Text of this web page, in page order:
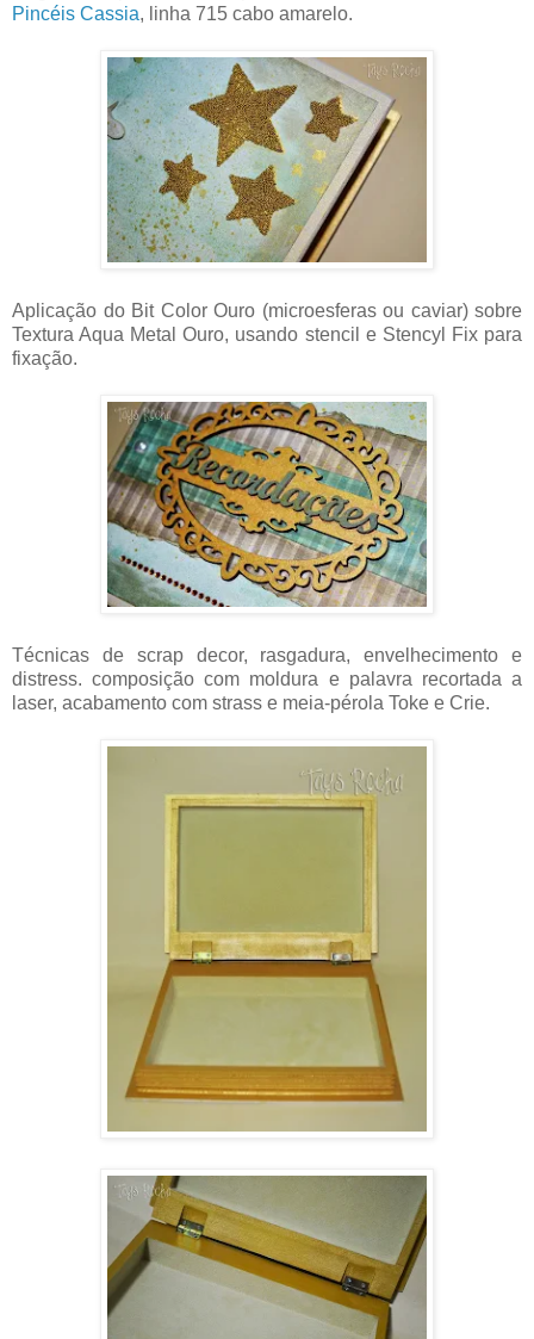
Pincéis Cassia, linha 715 cabo amarelo.
Aplicação do Bit Color Ouro (microesferas ou caviar) sobre
Textura Aqua Metal Ouro, usando stencil e Stencyl Fix para
fixação.
Técnicas de scrap decor, rasgadura, envelhecimento e
distress. composição com moldura e palavra recortada a
laser, acabamento com strass e meia-pérola Toke e Crie.